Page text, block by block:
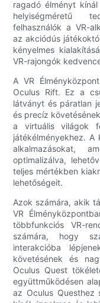
ragadó élményt
helyiségméretű
felhasználók a VR-
az akciódús
kényelmes
VR-rajongók
A VR
Oculus Rift. Ez a
látványt és páratlan
és precíz
a virtuális világok
játékélményekhez. A
alkalmazásokat,
optimalizálva,
teljes mértékben
lehetőségeit.
Azok számára, akik
VR
többfunkciós VR-
számára, hogy
interakcióba
követésének és
Oculus Quest
együttműködésen
az Oculus Questhez